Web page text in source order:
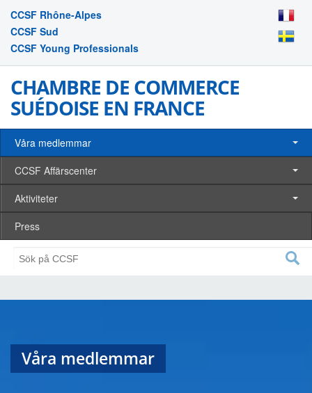
CCSF Rhône-Alpes
CCSF Sud
CCSF Young Professionals
CHAMBRE DE COMMERCE
SUÉDOISE EN FRANCE
Våra medlemmar
CCSF Affärscenter
Aktiviteter
Press
Våra medlemmar